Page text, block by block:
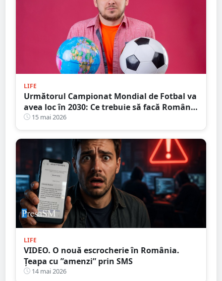
LIFE
Următorul Campionat Mondial de Fotbal va
avea loc în 2030: Ce trebuie să facă România
de acum?
15 mai 2026
LIFE
VIDEO. O nouă escrocherie în România.
Țeapa cu ”amenzi” prin SMS
14 mai 2026